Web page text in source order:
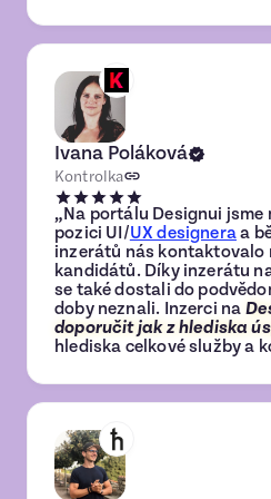
Ivana Poláková
Kontrolka
„Na portálu Designui jsme
pozici UI/UX designeraa
inzerátů nás kontaktovalo
kandidátů. Díky inzerátu
se také dostali do
doby neznali. Inzerci na
doporučit jak z hlediska
hlediska celkové služby a